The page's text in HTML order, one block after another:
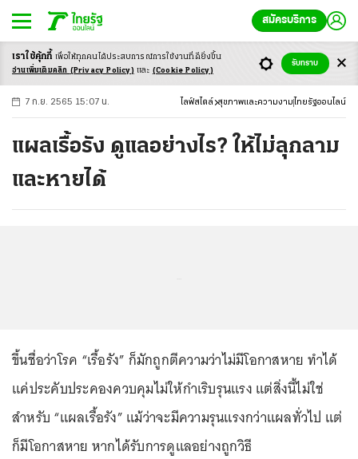
สมัครบริการ
-ก ก ก+
7 ก.ย. 2565 15:07 น. ไลฟ์สไตล์ สุขภาพและความงาม ไทยรัฐออนไลน์
แผลเรื้อรัง ดูแลอย่างไร? ให้ไม่ลุกลาม
และหายได้
ขึ้นชื่อว่าโรค “เรื้อรัง” ก็มักถูกตีความว่าไม่มีโอกาสหาย ทำได้
แค่ประคับประคองควบคุมไม่ให้กำเริบรุนแรง แต่สิ่งนี้ไม่ใช่
สำหรับ “แผลเรื้อรัง” แม้ว่าจะมีความรุนแรงกว่าแผลทั่วไป แต่
ก็มีโอกาสหาย หากได้รับการดูแลอย่างถูกวิธี
เราใช้คุ้กกี้ เพื่อให้ทุกคนได้ประสบการณ์การใช้งานที่ดียิ่งขึ้น
อ่านเพิ่มเติมคลิก (Privacy Policy) และ (Cookie Policy)
รับทราบ